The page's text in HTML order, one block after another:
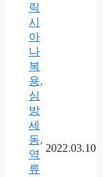
릭
시
아
나
복
용,
심
방
세
동,
역
류
2022.03.10